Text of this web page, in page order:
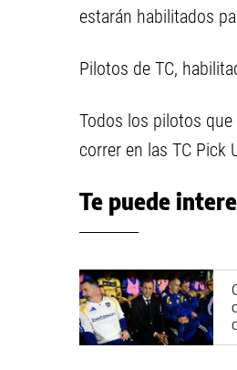
estarán habilitados
Pilotos de TC,
Todos los pilotos
correr en las TC Pick
Te puede